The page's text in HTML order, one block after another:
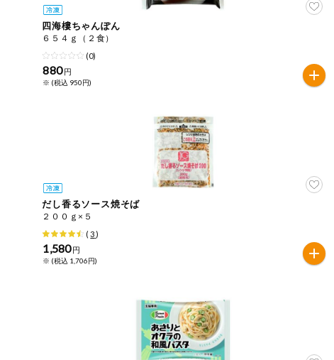
今週の新登場
よりどりでお
トク
お弁当用商品
かんたん調理
四海樓ちゃんぽん
６５４ｇ（２食）
(0)
880 円
※ (税込 950円)
だし香るソース焼そば
２００ｇ×５
(3)
1,580 円
※ (税込 1,706円)